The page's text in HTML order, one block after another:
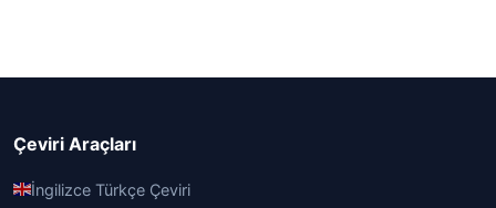
Çeviri Araçları
İngilizce Türkçe Çeviri